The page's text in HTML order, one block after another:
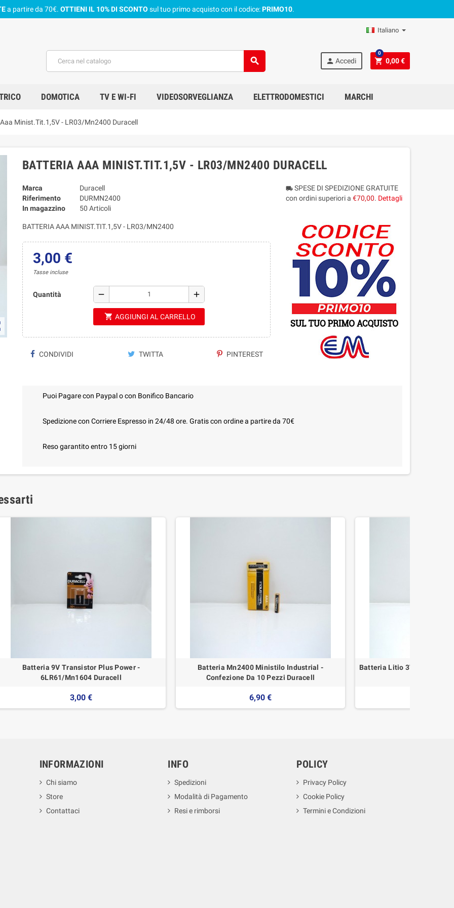
a partire da 70€. OTTIENI IL 10% DI SCONTO sul tuo primo acquisto con il codice:PRIMO10.
Italiano
search person Accedi shopping_cart 0,00 €
0
DOMOTICA TV E WI-FI VIDEOSORVEGLIANZA ELETTRODOMESTICI MARCHI
Minist.Tit.1,5V - LR03/Mn2400 Duracell
BATTERIA AAA MINIST.TIT.1,5V - LR03/MN2400 DURACELL
Marca
Duracell
Riferimento
DURMN2400
In magazzino
50 Articoli
BATTERIA AAA MINIST.TIT.1,5V - LR03/MN2400
3,00 €
Tasse incluse
Quantità remove add
shopping_cart AGGIUNGI AL CARRELLO
CONDIVIDI TWITTA PINTEREST
local_shippingSPESE DI SPEDIZIONE GRATUITE
con ordini superiori a €70,00. Dettagli
Puoi Pagare con Paypal o con Bonifico Bancario
Spedizione con Corriere Espresso in 24/48 ore. Gratis con ordine a partire da 70€
Reso garantito entro 15 giorni
Batteria 9V Transistor Plus Power -
6LR61/Mn1604 Duracell
3,00 €
Batteria Mn2400 Ministilo Industrial -
Confezione Da 10 Pezzi Duracell
6,90 €
Batteria Litio 3V Per
INFORMAZIONI
Chi siamo
Store
Contattaci
INFO
Spedizioni
Modalità di Pagamento
Resi e rimborsi
POLICY
Privacy Policy
Cookie Policy
Termini e Condizioni